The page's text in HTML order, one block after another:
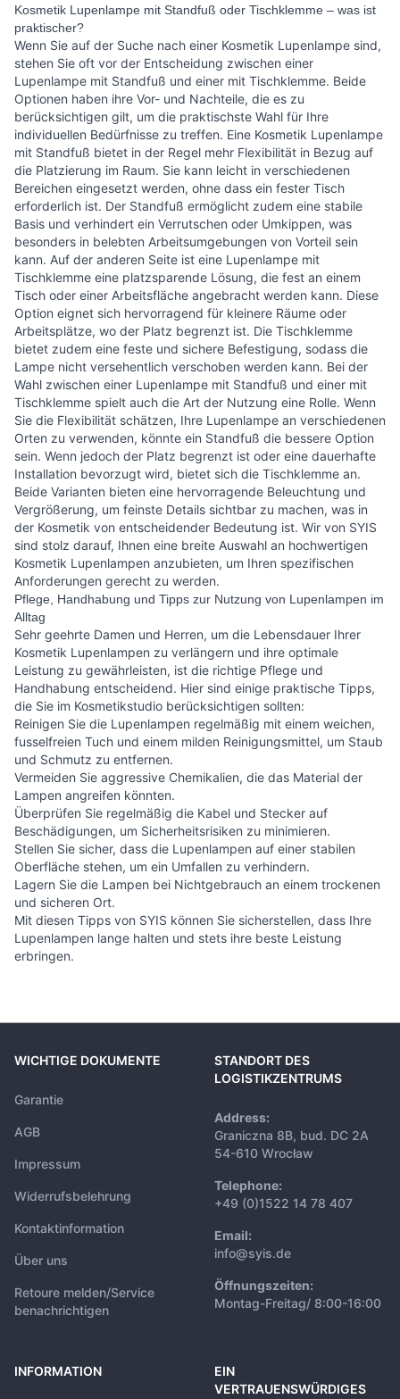
Kosmetik Lupenlampe mit Standfuß oder Tischklemme – was ist
praktischer?
Wenn Sie auf der Suche nach einer Kosmetik Lupenlampe sind,
stehen Sie oft vor der Entscheidung zwischen einer
Lupenlampe mit Standfuß und einer mit Tischklemme. Beide
Optionen haben ihre Vor- und Nachteile, die es zu
berücksichtigen gilt, um die praktischste Wahl für Ihre
individuellen Bedürfnisse zu treffen. Eine Kosmetik Lupenlampe
mit Standfuß bietet in der Regel mehr Flexibilität in Bezug auf
die Platzierung im Raum. Sie kann leicht in verschiedenen
Bereichen eingesetzt werden, ohne dass ein fester Tisch
erforderlich ist. Der Standfuß ermöglicht zudem eine stabile
Basis und verhindert ein Verrutschen oder Umkippen, was
besonders in belebten Arbeitsumgebungen von Vorteil sein
kann. Auf der anderen Seite ist eine Lupenlampe mit
Tischklemme eine platzsparende Lösung, die fest an einem
Tisch oder einer Arbeitsfläche angebracht werden kann. Diese
Option eignet sich hervorragend für kleinere Räume oder
Arbeitsplätze, wo der Platz begrenzt ist. Die Tischklemme
bietet zudem eine feste und sichere Befestigung, sodass die
Lampe nicht versehentlich verschoben werden kann. Bei der
Wahl zwischen einer Lupenlampe mit Standfuß und einer mit
Tischklemme spielt auch die Art der Nutzung eine Rolle. Wenn
Sie die Flexibilität schätzen, Ihre Lupenlampe an verschiedenen
Orten zu verwenden, könnte ein Standfuß die bessere Option
sein. Wenn jedoch der Platz begrenzt ist oder eine dauerhafte
Installation bevorzugt wird, bietet sich die Tischklemme an.
Beide Varianten bieten eine hervorragende Beleuchtung und
Vergrößerung, um feinste Details sichtbar zu machen, was in
der Kosmetik von entscheidender Bedeutung ist. Wir von SYIS
sind stolz darauf, Ihnen eine breite Auswahl an hochwertigen
Kosmetik Lupenlampen anzubieten, um Ihren spezifischen
Anforderungen gerecht zu werden.
Pflege, Handhabung und Tipps zur Nutzung von Lupenlampen im
Alltag
Sehr geehrte Damen und Herren, um die Lebensdauer Ihrer
Kosmetik Lupenlampen zu verlängern und ihre optimale
Leistung zu gewährleisten, ist die richtige Pflege und
Handhabung entscheidend. Hier sind einige praktische Tipps,
die Sie im Kosmetikstudio berücksichtigen sollten:
Reinigen Sie die Lupenlampen regelmäßig mit einem weichen,
fusselfreien Tuch und einem milden Reinigungsmittel, um Staub
und Schmutz zu entfernen.
Vermeiden Sie aggressive Chemikalien, die das Material der
Lampen angreifen könnten.
Überprüfen Sie regelmäßig die Kabel und Stecker auf
Beschädigungen, um Sicherheitsrisiken zu minimieren.
Stellen Sie sicher, dass die Lupenlampen auf einer stabilen
Oberfläche stehen, um ein Umfallen zu verhindern.
Lagern Sie die Lampen bei Nichtgebrauch an einem trockenen
und sicheren Ort.
Mit diesen Tipps von SYIS können Sie sicherstellen, dass Ihre
Lupenlampen lange halten und stets ihre beste Leistung
erbringen.
WICHTIGE DOKUMENTE
Garantie
AGB
Impressum
Widerrufsbelehrung
Kontaktinformation
Über uns
Retoure melden/Service
benachrichtigen
STANDORT DES
LOGISTIKZENTRUMS
Address:
Graniczna 8B, bud. DC 2A
54-610 Wrocław
Telephone:
+49 (0)1522 14 78 407
Email:
info@syis.de
Öffnungszeiten:
Montag-Freitag/ 8:00-16:00
INFORMATION
EIN
VERTRAUENSWÜRDIGES